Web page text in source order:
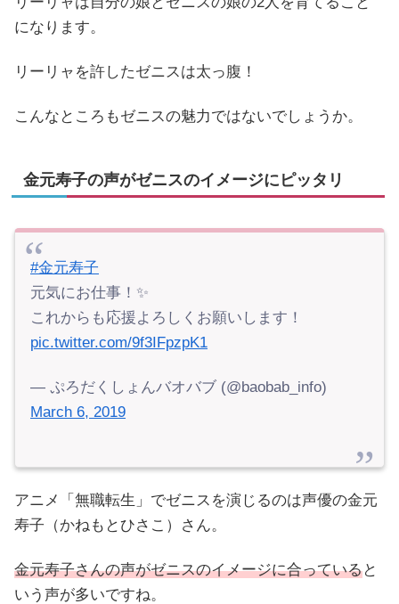
になります。
リーリャを許したゼニスは太っ腹！
こんなところもゼニスの魅力ではないでしょうか。
金元寿子の声がゼニスのイメージにピッタリ
#金元寿子
元気にお仕事！✨
これからも応援よろしくお願いします！
pic.twitter.com/9f3IFpzpK1
— ぷろだくしょんバオバブ (@baobab_info)
March 6, 2019
アニメ「無職転生」でゼニスを演じるのは声優の金元
寿子（かねもとひさこ）さん。
金元寿子さんの声がゼニスのイメージに合っていると
いう声が多いですね。